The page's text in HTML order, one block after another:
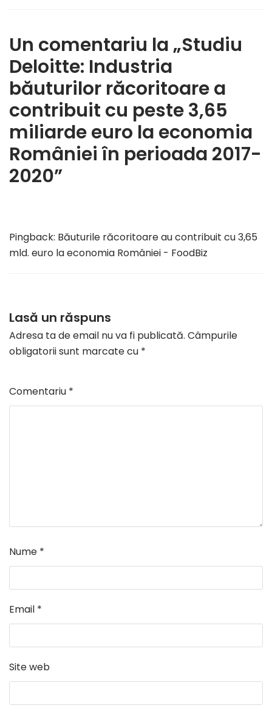
Un comentariu la „Studiu
Deloitte: Industria
băuturilor răcoritoare a
contribuit cu peste 3,65
miliarde euro la economia
României în perioada 2017-
2020”
Pingback: Băuturile răcoritoare au contribuit cu 3,65
mld. euro la economia României - FoodBiz
Lasă un răspuns
Adresa ta de email nu va fi publicată. Câmpurile
obligatorii sunt marcate cu *
Comentariu *
Nume *
Email *
Site web